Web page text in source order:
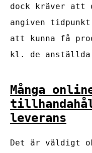
dock kräver att
angiven
att kunna få
kl. de
Många
leverans
Det är väldigt